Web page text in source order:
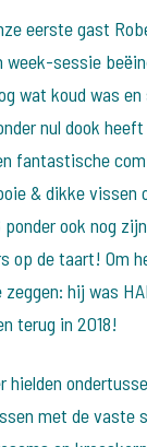
eerste gast
week-sessie
wat koud was
nul dook
fantastische
& dikke vissen
ook nog
op de taart! Om
hij was
terug in 2018!
hielden
met de vaste